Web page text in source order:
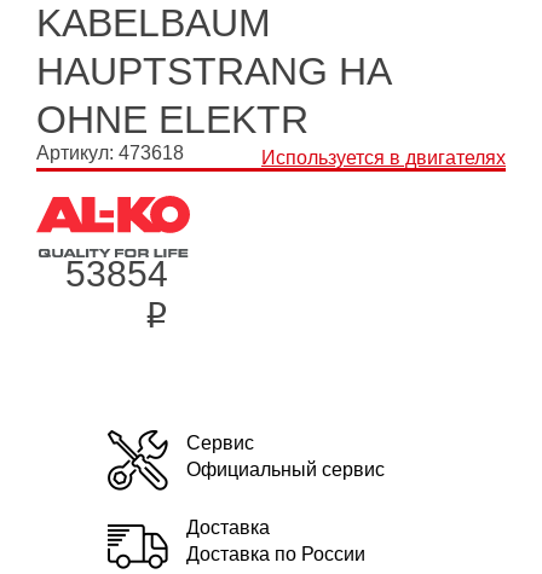
KABELBAUM
HAUPTSTRANG HA
OHNE ELEKTR
Артикул: 473618 Используется в двигателях
53854
i
Сервис
Официальный сервис
Доставка
Доставка по России